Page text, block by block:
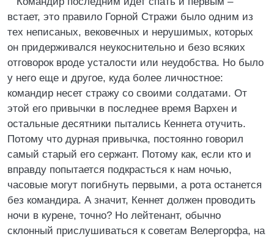
встает, это правило Горной Стражи было одним из
тех неписаных, вековечных и нерушимых, которых
он придерживался неукоснительно и безо всяких
отговорок вроде усталости или неудобства. Но было
у него еще и другое, куда более личностное:
командир несет стражу со своими солдатами. От
этой его привычки в последнее время Вархен и
остальные десятники пытались Кеннета отучить.
Потому что дурная привычка, постоянно говорил
самый старый его сержант. Потому как, если кто и
вправду попытается подкрасться к нам ночью,
часовые могут погибнуть первыми, а рота останется
без командира. А значит, Кеннет должен проводить
ночи в курене, точно? Но лейтенант, обычно
склонный прислушиваться к советам Велергорфа, на